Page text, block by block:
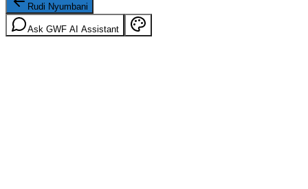
Rudi Nyumbani
Ask GWF AI Assistant